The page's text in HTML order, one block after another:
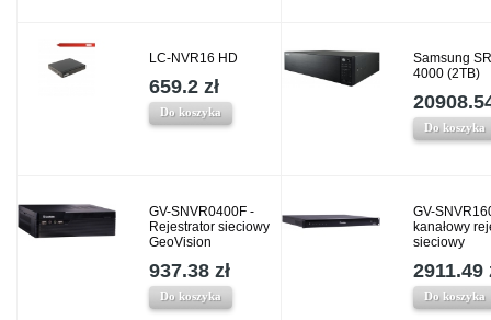
LC-NVR16 HD
659.2 zł
Do koszyka
Samsung
4000 (2TB)
Do koszyka
GV-SNVR0400F -
Rejestrator sieciowy
GeoVision
937.38 zł
Do koszyka
GV-
kanałowy
sieciowy
2911.49
Do koszyka